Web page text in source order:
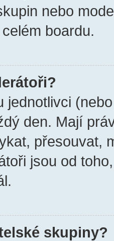
nebo
boardu.
jednotlivci
den. Mají
přesouvat,
jsou od
skupiny?